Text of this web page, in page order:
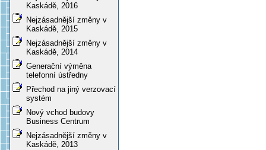
Kaskádě, 2016
Nejzásadnější změny v
Kaskádě, 2015
Nejzásadnější změny v
Kaskádě, 2014
Generační výměna
telefonní ústředny
Přechod na jiný verzovací
systém
Nový vchod budovy
Business Centrum
Nejzásadnější změny v
Kaskádě, 2013